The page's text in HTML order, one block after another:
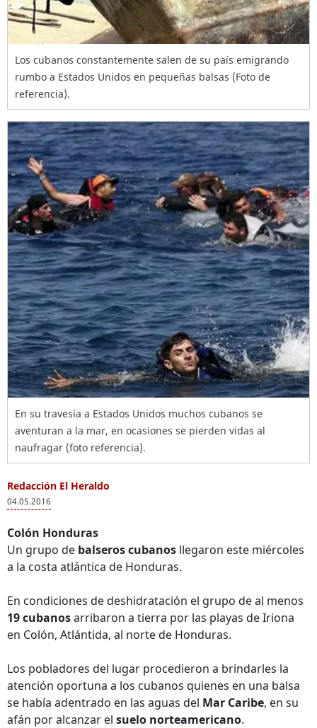
Los cubanos constantemente salen de su país emigrando
rumbo a Estados Unidos en pequeñas balsas (Foto de
referencia).
En su travesía a Estados Unidos muchos cubanos se
aventuran a la mar, en ocasiones se pierden vidas al
naufragar (foto referencia).
Redacción El Heraldo
04.05.2016
Colón Honduras
Un grupo de balseros cubanos llegaron este miércoles
a la costa atlántica de Honduras.
En condiciones de deshidratación el grupo de al menos
19 cubanosarribaron a tierra por las playas de Iriona
en Colón, Atlántida, al norte de Honduras.
Los pobladores del lugar procedieron a brindarles la
atención oportuna a los cubanos quienes en una balsa
se había adentrado en las aguas del Mar Caribe, en su
afán por alcanzar el suelo norteamericano.